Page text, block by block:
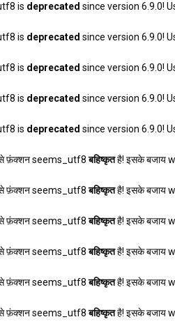
is deprecated since version 6.9.0!
is deprecated since version 6.9.0!
is deprecated since version 6.9.0!
is deprecated since version 6.9.0!
is deprecated since version 6.9.0!
से फ़ंक्शन seems_utf8बहिष्कृतहै! इसके बजाय
से फ़ंक्शन seems_utf8बहिष्कृतहै! इसके बजाय
से फ़ंक्शन seems_utf8बहिष्कृतहै! इसके बजाय
से फ़ंक्शन seems_utf8बहिष्कृतहै! इसके बजाय
से फ़ंक्शन seems_utf8बहिष्कृतहै! इसके बजाय
से फ़ंक्शन seems_utf8बहिष्कृतहै! इसके बजाय